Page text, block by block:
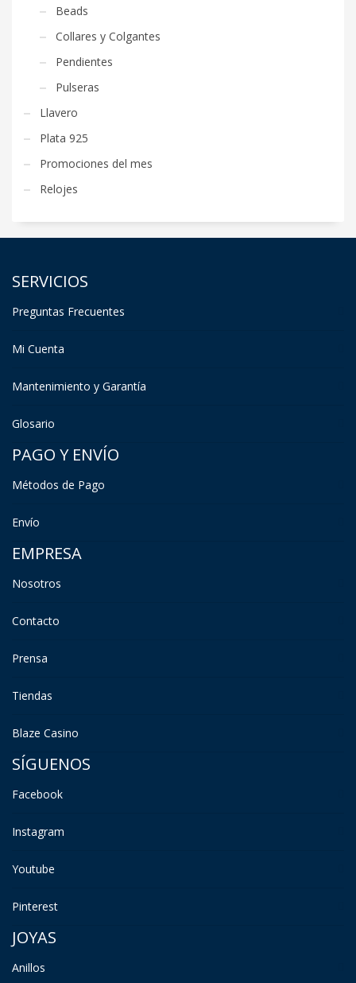
Beads
Collares y Colgantes
Pendientes
Pulseras
Llavero
Plata 925
Promociones del mes
Relojes
SERVICIOS
Preguntas Frecuentes
Mi Cuenta
Mantenimiento y Garantía
Glosario
PAGO Y ENVÍO
Métodos de Pago
Envío
EMPRESA
Nosotros
Contacto
Prensa
Tiendas
Blaze Casino
SÍGUENOS
Facebook
Instagram
Youtube
Pinterest
JOYAS
Anillos